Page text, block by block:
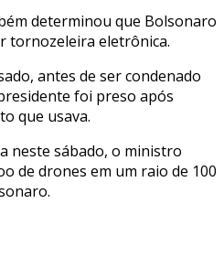
determinou que Bolsonaro
tornozeleira eletrônica.
antes de ser condenado
foi preso após
que usava.
neste sábado, o ministro
de drones em um raio de 100